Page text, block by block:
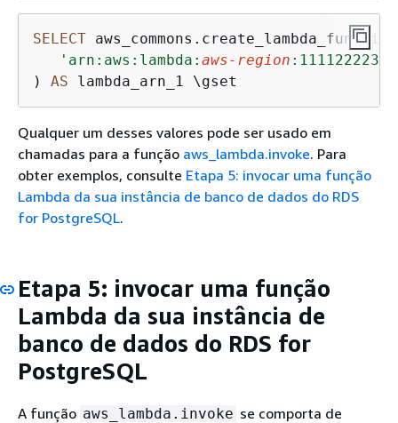
SELECT
'arn:aws:lambda: aws-region
) AS lambda_arn_1 \gset
Qualquer um desses valores pode ser usado em
chamadas para a função aws_lambda.invoke. Para
obter exemplos, consulte Etapa 5: invocar uma função
Lambda da sua instância de banco de dados do RDS
for PostgreSQL.
Etapa 5: invocar uma função
Lambda da sua instância de
banco de dados do RDS for
PostgreSQL
A função aws_lambda.invoke se comporta de